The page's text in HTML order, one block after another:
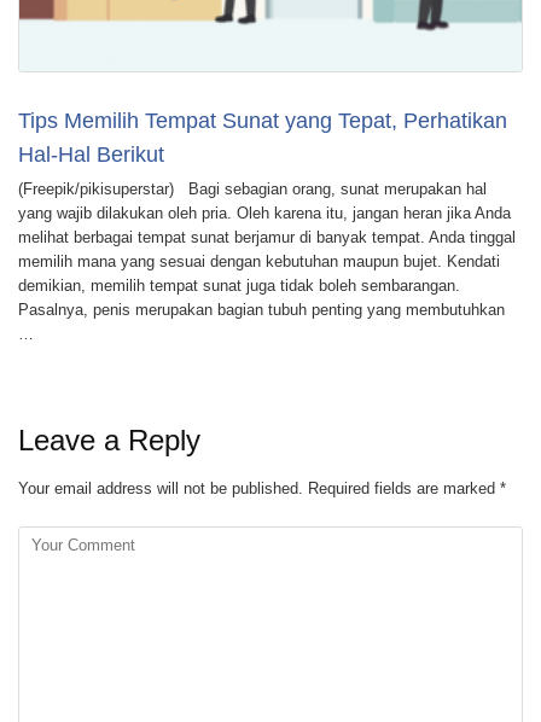
Tips Memilih Tempat Sunat yang Tepat, Perhatikan
Hal-Hal Berikut
(Freepik/pikisuperstar) Bagi sebagian orang, sunat merupakan hal
yang wajib dilakukan oleh pria. Oleh karena itu, jangan heran jika Anda
melihat berbagai tempat sunat berjamur di banyak tempat. Anda tinggal
memilih mana yang sesuai dengan kebutuhan maupun bujet. Kendati
demikian, memilih tempat sunat juga tidak boleh sembarangan.
Pasalnya, penis merupakan bagian tubuh penting yang membutuhkan
Leave a Reply
Your email address will not be published. Required fields are marked *